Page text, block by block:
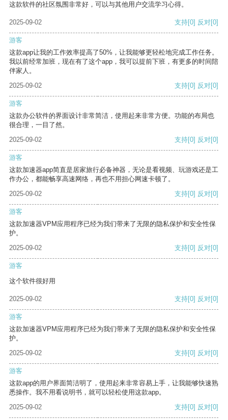
这款软件的社区氛围非常好，可以与其他用户交流学习心得。
2025-09-02 支持[0] 反对[0]
游客
这款app让我的工作效率提高了50%，让我能够更轻松地完成工作任务。
我以前经常加班，现在有了这个app，我可以提前下班，有更多的时间陪
伴家人。
2025-09-02
支持[0] 反对[0]
游客
这款办公软件的界面设计非常简洁，使用起来非常方便。功能的布局也
很合理，一目了然。
2025-09-02
支持[0] 反对[0]
游客
这款加速器app简直是居家旅行必备神器，无论是看视频、玩游戏还是工
作办公，都能畅享高速网络，再也不用担心网速卡顿了。
2025-09-02
支持[0] 反对[0]
游客
这款加速器VPM应用程序已经为我们带来了无限的隐私保护和安全性保
护。
2025-09-02
支持[0] 反对[0]
游客
这个软件很好用
2025-09-02 支持[0] 反对[0]
游客
这款加速器VPM应用程序已经为我们带来了无限的隐私保护和安全性保
护。
2025-09-02
支持[0] 反对[0]
游客
这款app的用户界面简洁明了，使用起来非常容易上手，让我能够快速熟
悉操作。我不用看说明书，就可以轻松使用这款app。
2025-09-02
支持[0] 反对[0]